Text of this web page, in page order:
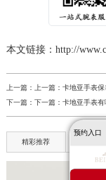
本文链接：http://
上一篇：上一篇： 卡地亚手表
下一篇：下一篇： 卡地亚手表
精彩推荐
预约入口